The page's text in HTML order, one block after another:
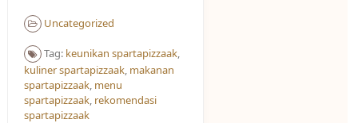
Uncategorized
Tag: keunikan spartapizzaak,
kuliner spartapizzaak, makanan
spartapizzaak, menu
spartapizzaak, rekomendasi
spartapizzaak